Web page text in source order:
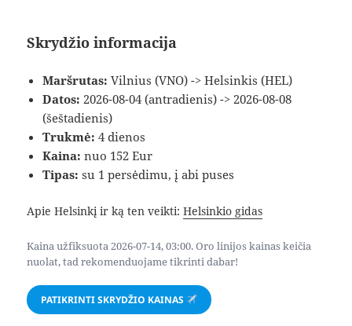
Skrydžio informacija
Maršrutas: Vilnius (VNO) -> Helsinkis (HEL)
Datos: 2026-08-04 (antradienis) -> 2026-08-08
(šeštadienis)
Trukmė: 4 dienos
Kaina: nuo 152 Eur
Tipas: su 1 persėdimu, į abi puses
Apie Helsinkį ir ką ten veikti:Helsinkio gidas
Kaina užfiksuota 2026-07-14, 03:00. Oro linijos kainas keičia
nuolat, tad rekomenduojame tikrinti dabar!
PATIKRINTI SKRYDŽIO KAINAS